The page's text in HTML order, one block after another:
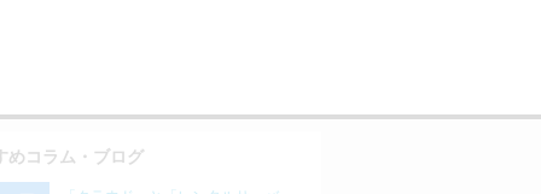
めコラム・ブログ